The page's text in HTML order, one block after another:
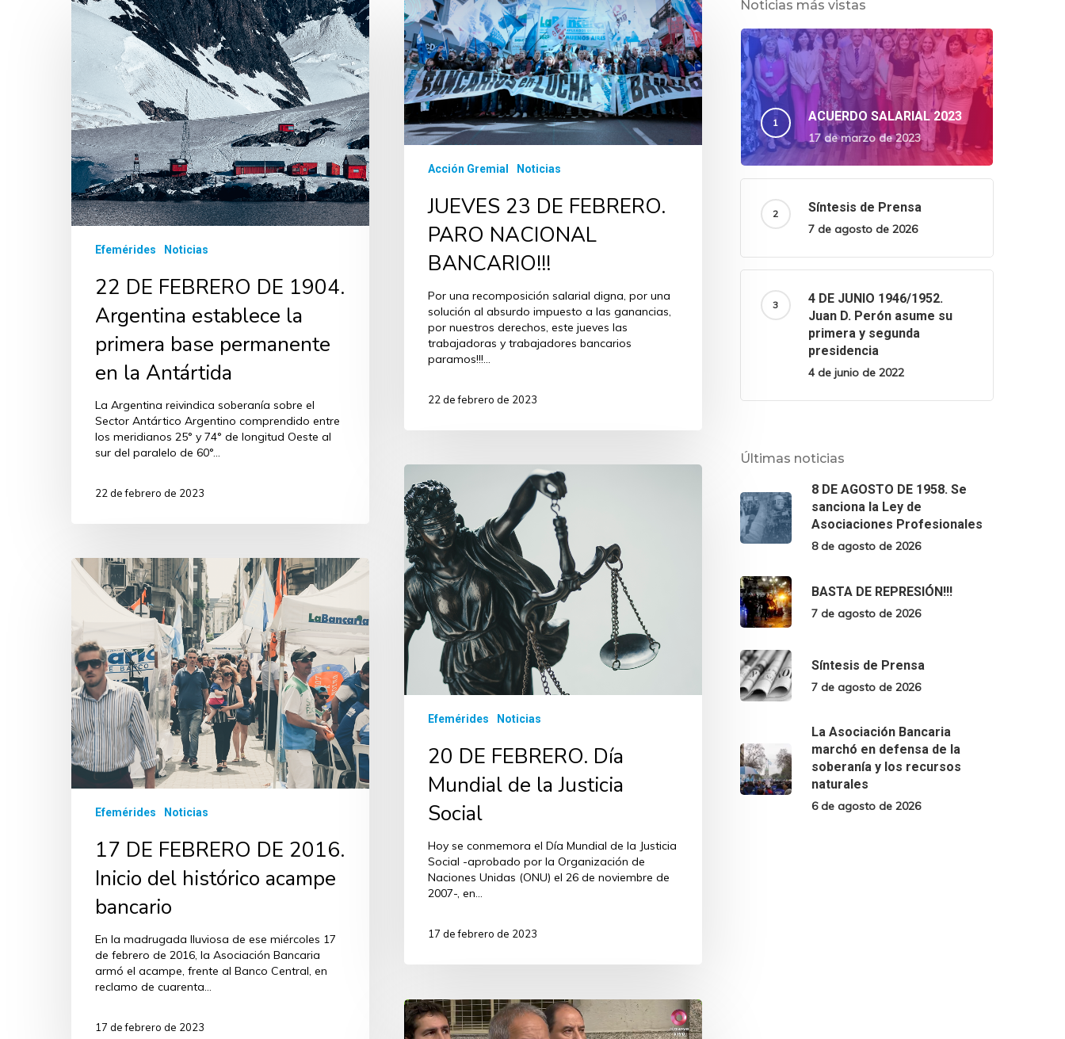
Efemérides Noticias
22 DE FEBRERO DE 1904.
Argentina establece la
primera base permanente
en la Antártida
La Argentina reivindica soberanía sobre el
Sector Antártico Argentino comprendido entre
los meridianos 25° y 74° de longitud Oeste al
sur del paralelo de 60°…
22 de febrero de 2023
Acción Gremial Noticias
JUEVES 23 DE FEBRERO.
PARO NACIONAL
BANCARIO!!!
Por una recomposición salarial digna, por una
solución al absurdo impuesto a las ganancias,
por nuestros derechos, este jueves las
trabajadoras y trabajadores bancarios
paramos!!!…
22 de febrero de 2023
Efemérides Noticias
20 DE FEBRERO. Día
Mundial de la Justicia
Social
Hoy se conmemora el Día Mundial de la Justicia
Social -aprobado por la Organización de
Naciones Unidas (ONU) el 26 de noviembre de
2007-, en…
17 de febrero de 2023
Efemérides Noticias
17 DE FEBRERO DE 2016.
Inicio del histórico acampe
bancario
En la madrugada lluviosa de ese miércoles 17
de febrero de 2016, la Asociación Bancaria
armó el acampe, frente al Banco Central, en
reclamo de cuarenta…
17 de febrero de 2023
Noticias más vistas
ACUERDO SALARIAL 2023
17 de marzo de 2023
Síntesis de Prensa
7 de agosto de 2026
4 DE JUNIO 1946/1952.
Juan D. Perón asume su
primera y segunda
presidencia
4 de junio de 2022
Últimas noticias
8 DE AGOSTO DE 1958. Se
sanciona la Ley de
Asociaciones Profesionales
8 de agosto de 2026
BASTA DE REPRESIÓN!!!
7 de agosto de 2026
Síntesis de Prensa
7 de agosto de 2026
La Asociación Bancaria
marchó en defensa de la
soberanía y los recursos
naturales
6 de agosto de 2026